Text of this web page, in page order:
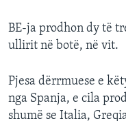
BE-ja prodhon dy të
ullirit në botë, në vit.
Pjesa dërrmuese e
nga Spanja, e cila
shumë se Italia,